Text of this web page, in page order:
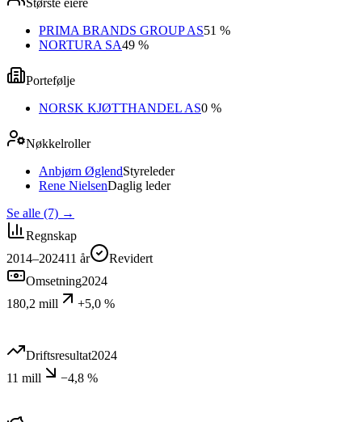
Største eiere
PRIMA BRANDS GROUP AS51 %
NORTURA SA49 %
Portefølje
NORSK KJØTTHANDEL AS0 %
Nøkkelroller
Anbjørn ØglendStyreleder
Rene NielsenDaglig leder
Se alle (7) →
Regnskap
2014–202411 år
Revidert
Omsetning2024
180,2 mill
+5,0 %
Driftsresultat2024
11 mill
−4,8 %